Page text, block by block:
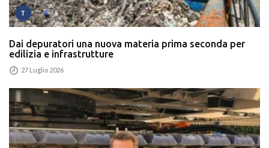
T
Dai depuratori una nuova materia prima seconda per
edilizia e infrastrutture
27 Luglio 2026